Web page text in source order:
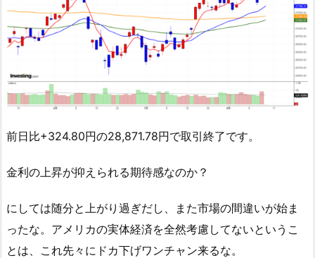
前日比+324.80円の28,871.78円で取引終了です。
金利の上昇が抑えられる期待感なのか？
にしては随分と上がり過ぎだし、また市場の間違いが始ま
ったな。アメリカの実体経済を全然考慮してないというこ
とは、これ先々にドカ下げワンチャン来るな。